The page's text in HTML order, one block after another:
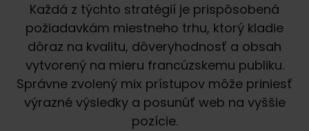
Každá z týchto stratégií je prispôsobená
požiadavkám miestneho trhu, ktorý kladie
dôraz na kvalitu, dôveryhodnosť a obsah
vytvorený na mieru francúzskemu publiku.
Správne zvolený mix prístupov môže priniesť
výrazné výsledky a posunúť web na vyššie
pozície.